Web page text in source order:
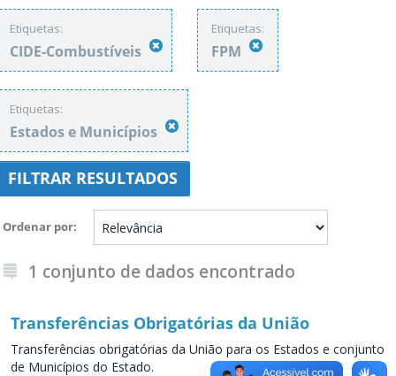
Etiquetas:
CIDE-Combustíveis
Etiquetas:
FPM
Etiquetas:
Estados e Municípios
FILTRAR RESULTADOS
Ordenar por
1 conjunto de dados encontrado
Transferências Obrigatórias da União
Transferências obrigatórias da União para os Estados e conjunto
de Municípios do Estado.